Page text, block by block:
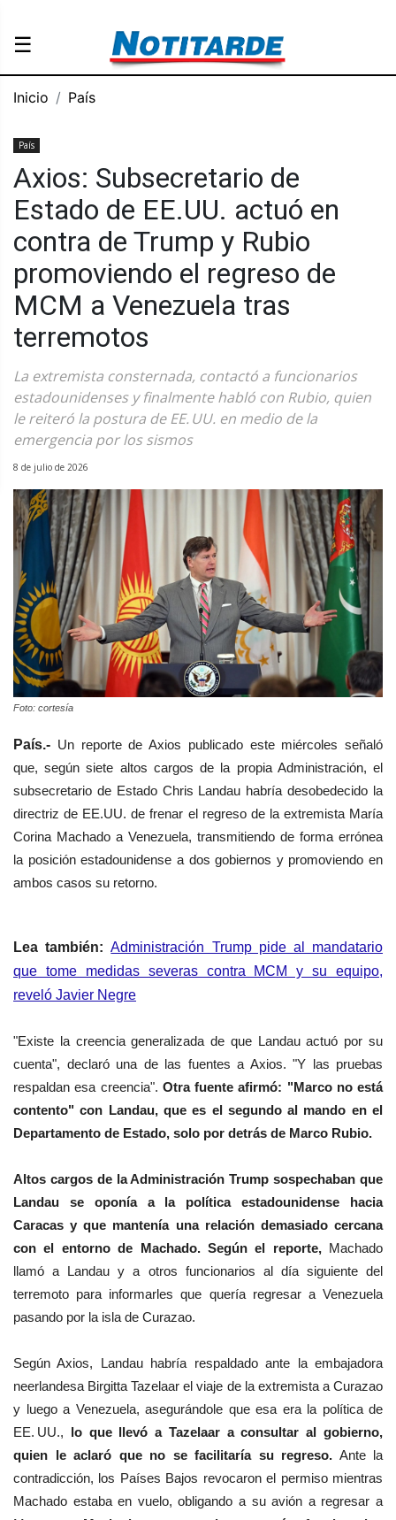
☰
Inicio País
País
Axios: Subsecretario de
Estado de EE.UU. actuó en
contra de Trump y Rubio
promoviendo el regreso de
MCM a Venezuela tras
terremotos
La extremista consternada, contactó a funcionarios
estadounidenses y finalmente habló con Rubio, quien
le reiteró la postura de EE. UU. en medio de la
emergencia por los sismos
8 de julio de 2026
Foto: cortesía
País.- Un reporte de Axios publicado este miércoles señaló
que, según siete altos cargos de la propia Administración, el
subsecretario de Estado Chris Landau habría desobedecido la
directriz de EE.UU. de frenar el regreso de la extremista María
Corina Machado a Venezuela, transmitiendo de forma errónea
la posición estadounidense a dos gobiernos y promoviendo en
ambos casos su retorno.
Lea también:Administración Trump pide al mandatario
que tome medidas severas contra MCM y su equipo,
reveló Javier Negre
"Existe la creencia generalizada de que Landau actuó por su
cuenta", declaró una de las fuentes a Axios. "Y las pruebas
respaldan esa creencia". Otra fuente afirmó: "Marco no está
contento" con Landau, que es el segundo al mando en el
Departamento de Estado, solo por detrás de Marco Rubio.
Altos cargos de la Administración Trump sospechaban que
Landau se oponía a la política estadounidense hacia
Caracas y que mantenía una relación demasiado cercana
con el entorno de Machado. Según el reporte,Machado
llamó a Landau y a otros funcionarios al día siguiente del
terremoto para informarles que quería regresar a Venezuela
pasando por la isla de Curazao.
Según Axios, Landau habría respaldado ante la embajadora
neerlandesa Birgitta Tazelaar el viaje de la extremista a Curazao
y luego a Venezuela, asegurándole que esa era la política de
EE. UU., lo que llevó a Tazelaar a consultar al gobierno,
quien le aclaró que no se facilitaría su regreso. Ante la
contradicción, los Países Bajos revocaron el permiso mientras
Machado estaba en vuelo, obligando a su avión a regresar a